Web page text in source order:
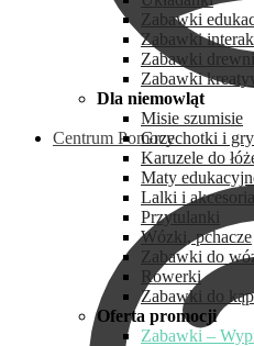
Centrum Pomocy
Zabawki
Zabawki
Zabawki
Zabawki
Dla niemowląt
Misie szumisie
Grzechotki i
Karuzele do
Maty
Lalki i akcesoria
Przytulanki
Wózki, pchacze
Zabawki do
Rowerki
Zabawki do
Oferta promocji
Zabawki –